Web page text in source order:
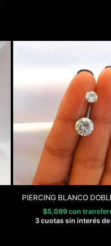
PIERCING BLANCO
$5,099con
3 cuotas sin interés